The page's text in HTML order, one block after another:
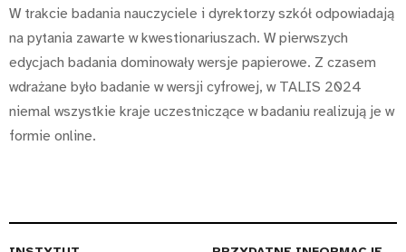
W trakcie badania nauczyciele i dyrektorzy szkół odpowiadają
na pytania zawarte w kwestionariuszach. W pierwszych
edycjach badania dominowały wersje papierowe. Z czasem
wdrażane było badanie w wersji cyfrowej, w TALIS 2024
niemal wszystkie kraje uczestniczące w badaniu realizują je w
formie online.